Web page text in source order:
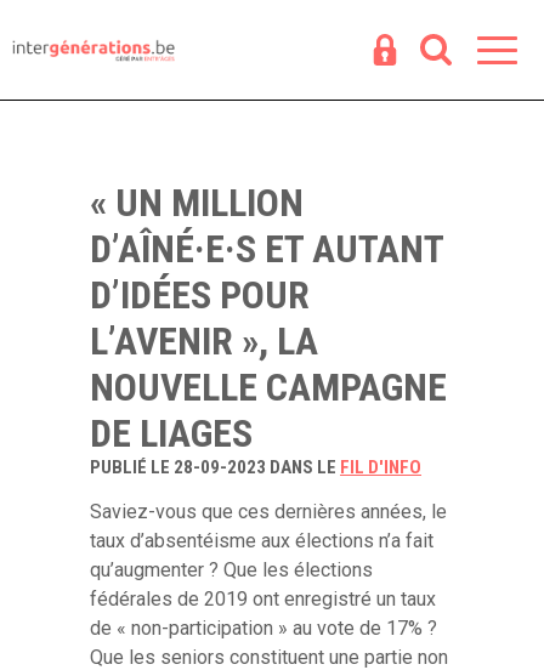
« UN MILLION
D’AÎNÉ·E·S ET AUTANT
D’IDÉES POUR
L’AVENIR », LA
NOUVELLE CAMPAGNE
DE LIAGES
PUBLIÉ LE 28-09-2023 DANS LE FIL D'INFO
Saviez-vous que ces dernières années, le
taux d’absentéisme aux élections n’a fait
qu’augmenter ? Que les élections
fédérales de 2019 ont enregistré un taux
de « non-participation » au vote de 17% ?
Que les seniors constituent une partie non